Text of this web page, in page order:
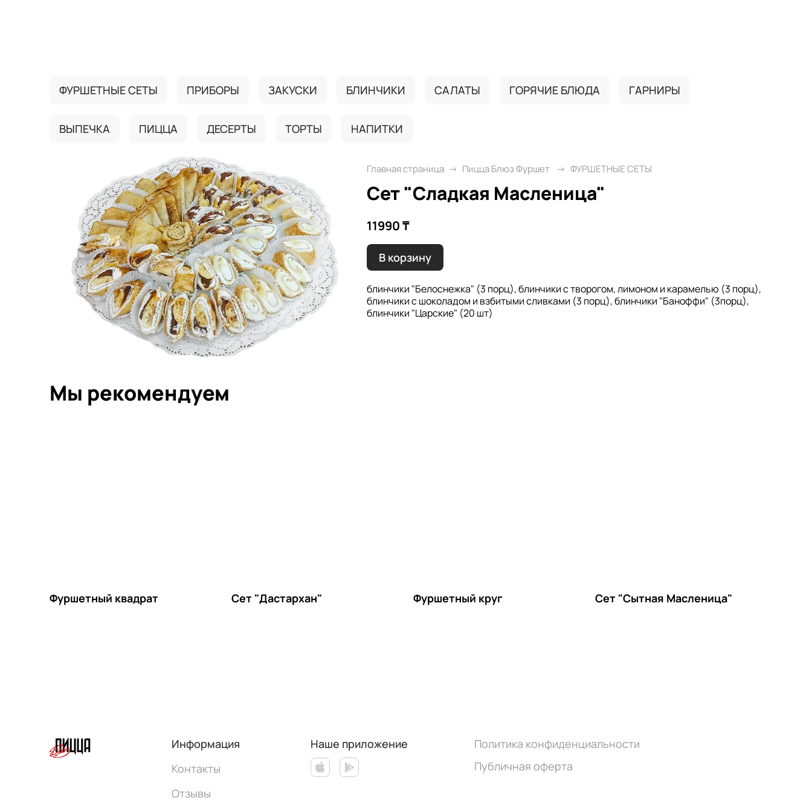
ФУРШЕТНЫЕ СЕТЫ ПРИБОРЫ ЗАКУСКИ БЛИНЧИКИ САЛАТЫ ГОРЯЧИЕ БЛЮДА ГАРНИРЫ
ВЫПЕЧКА ПИЦЦА ДЕСЕРТЫ ТОРТЫ НАПИТКИ
Главная страница Пицца Блюз Фуршет ФУРШЕТНЫЕ СЕТЫ
Сет "Сладкая Масленица"
11990 ₸
В корзину
блинчики "Белоснежка" (3 порц), блинчики с творогом, лимоном и карамелью (3 порц),
блинчики с шоколадом и взбитыми сливками (3 порц), блинчики "Баноффи" (3порц),
блинчики "Царские" (20 шт)
Мы рекомендуем
Фуршетный квадрат Сет "Дастархан" Фуршетный круг Сет "Сытная Масленица"
Информация
Контакты
Отзывы
Наше приложение
Политика конфиденциальности
Публичная оферта